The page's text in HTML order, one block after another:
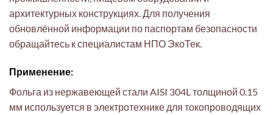
архитектурных конструкциях. Для получения
обновлённой информации по паспортам безопасности
обращайтесь к специалистам НПО ЭкоТек.
Применение:
Фольга из нержавеющей стали AISI 304L толщиной 0.15
мм используется в электротехнике для токопроводящих